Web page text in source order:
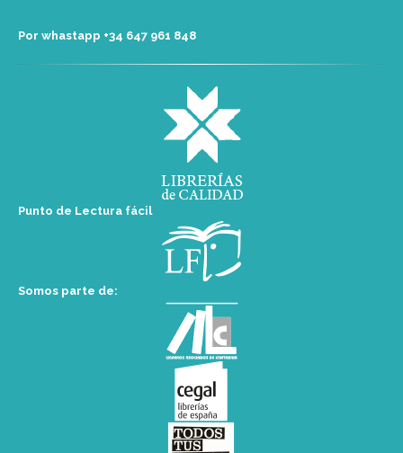
Por whastapp +34 ‭647 961 848‬
Punto de Lectura fácil
Somos parte de: